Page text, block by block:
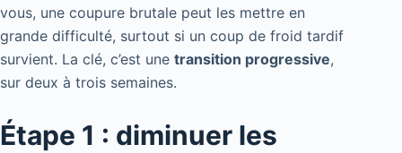
vous, une coupure brutale peut les mettre en
grande difficulté, surtout si un coup de froid tardif
survient. La clé, c’est une transition progressive,
sur deux à trois semaines.
Étape 1 : diminuer les